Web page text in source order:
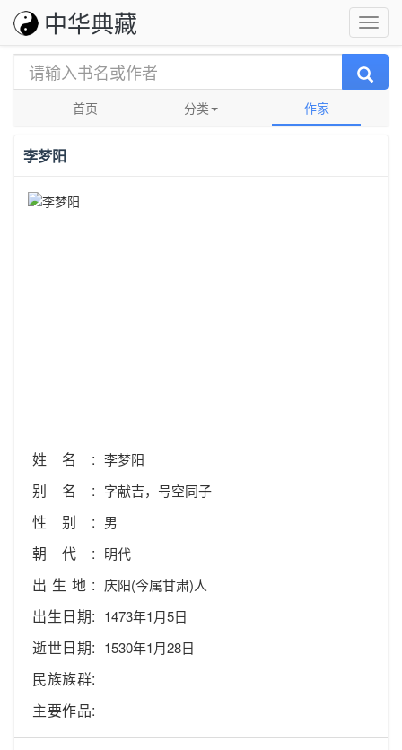
中华典藏
首页 分类 作家
李梦阳
姓名: 李梦阳
别名: 字献吉，号空同子
性别: 男
朝代: 明代
出生地: 庆阳(今属甘肃)人
出生日期: 1473年1月5日
逝世日期: 1530年1月28日
民族族群:
主要作品: